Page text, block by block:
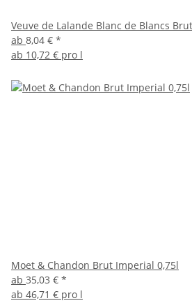
Veuve de Lalande Blanc de Blancs
ab 8,04 € *
ab 10,72 € pro l
Moet & Chandon Brut Imperial 0,75l
ab 35,03 € *
ab 46,71 € pro l